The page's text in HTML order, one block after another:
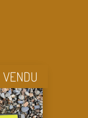
VENDU